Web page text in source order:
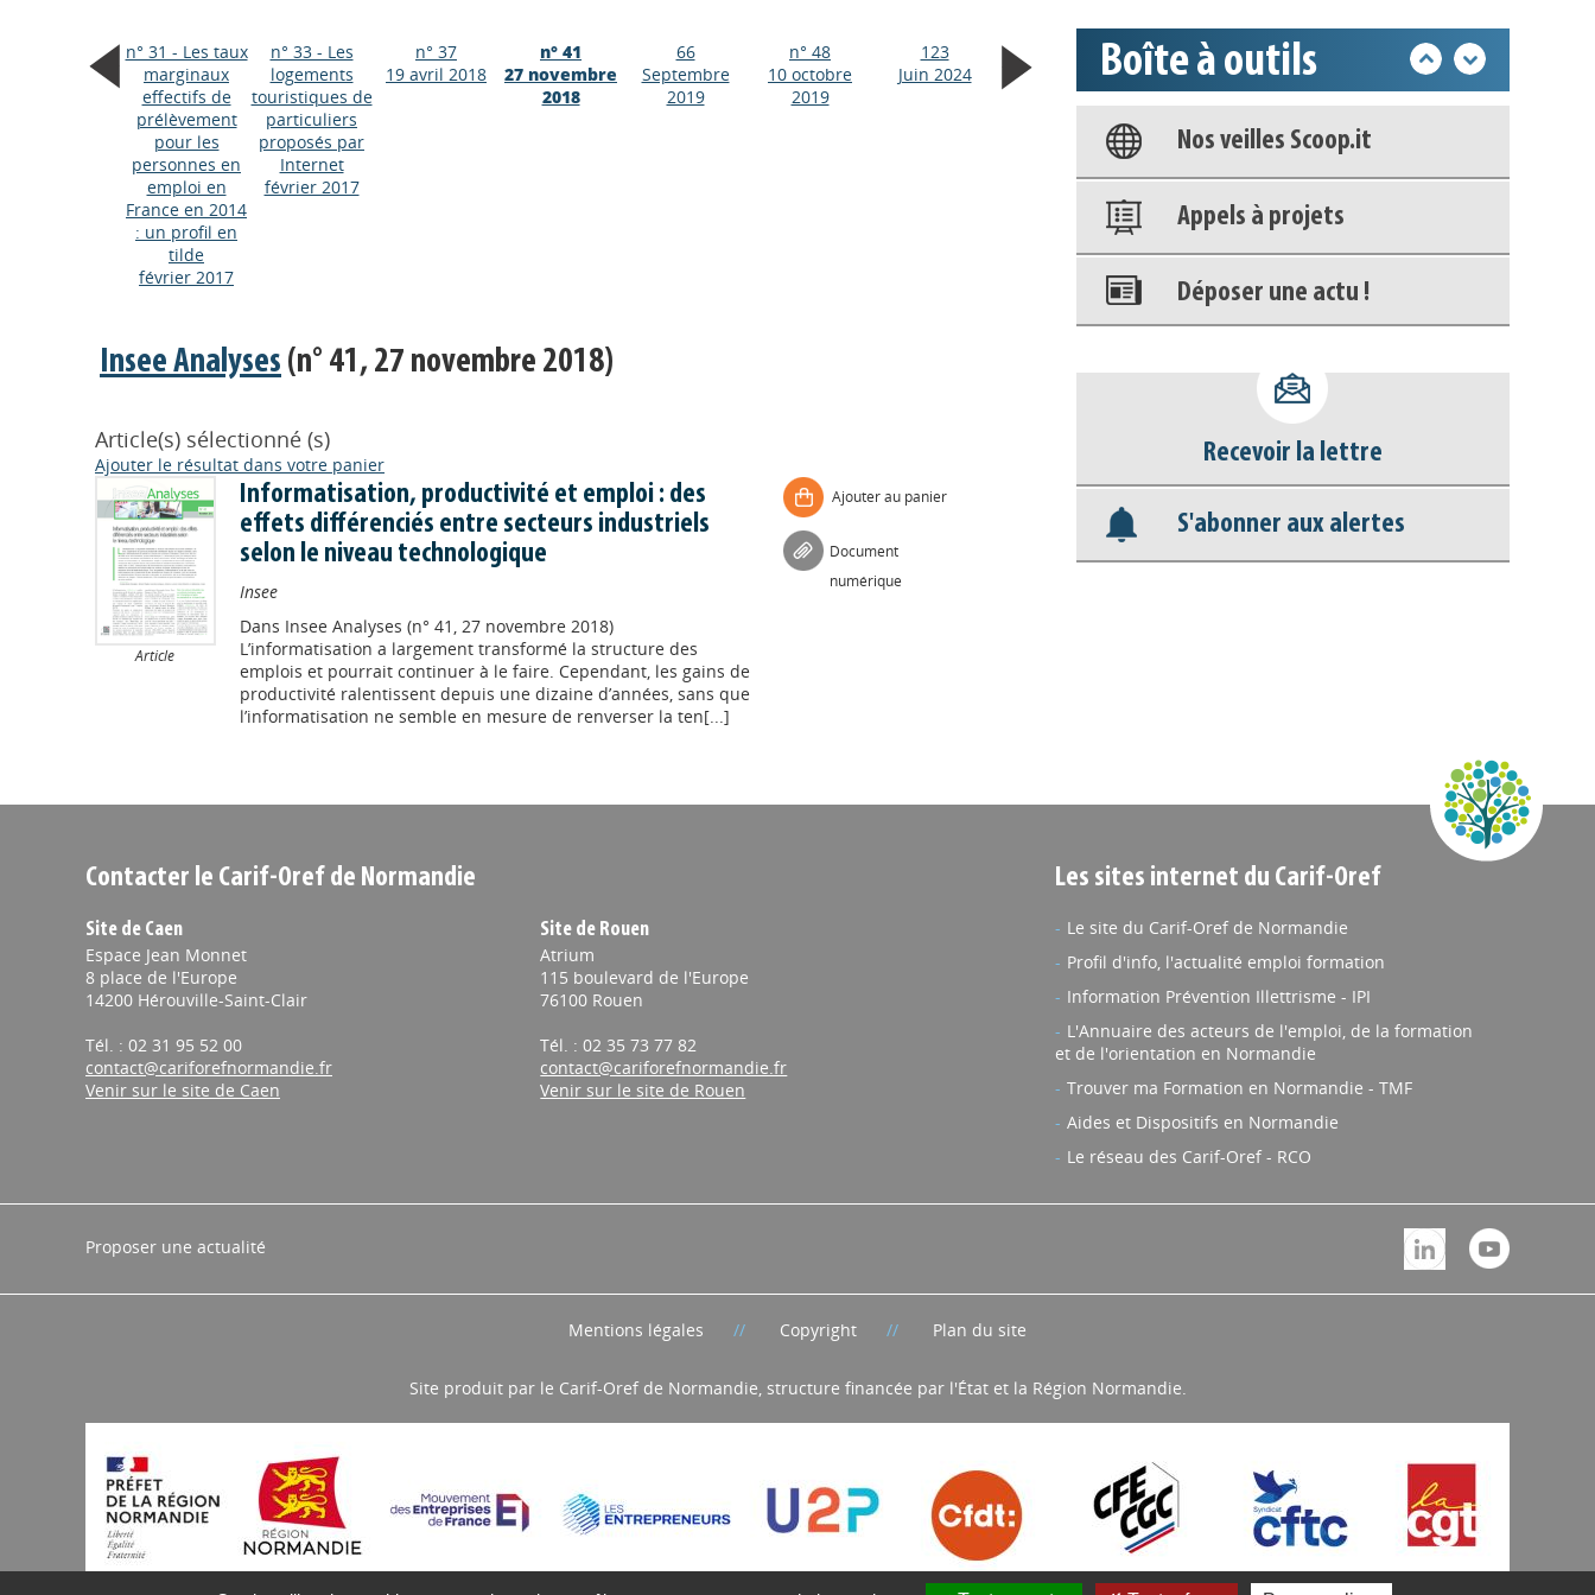
n° 31 - Les taux
marginaux
effectifs de
prélèvement
pour les
personnes en
emploi en
France en 2014
: un profil en
tilde
février 2017
n° 33 - Les
logements
touristiques de
particuliers
proposés par
Internet
février 2017
n° 37
19 avril 2018
n° 41
27 novembre
2018
66
Septembre
2019
n° 48
10 octobre
2019
123
Juin 2024
Insee Analyses (n° 41, 27 novembre 2018)
Article(s) sélectionné (s)
Ajouter le résultat dans votre panier
Article
Informatisation, productivité et emploi : des
effets différenciés entre secteurs industriels
selon le niveau technologique
Insee
Dans Insee Analyses (n° 41, 27 novembre 2018)
L’informatisation a largement transformé la structure des
emplois et pourrait continuer à le faire. Cependant, les gains de
productivité ralentissent depuis une dizaine d’années, sans que
l’informatisation ne semble en mesure de renverser la ten[...]
Ajouter au panier
Document
numérique
Boîte à outils
Base documentaire
Nos veilles Scoop.it
Appels à projets
Déposer une actu !
déconnecter)
Base documentaire
Nos veilles Scoop.it
Recevoir la lettre
S'abonner aux alertes
Contacter le Carif-Oref de Normandie
Site de Caen
Espace Jean Monnet
8 place de l'Europe
14200 Hérouville-Saint-Clair
Tél. : 02 31 95 52 00
contact@cariforefnormandie.fr
Venir sur le site de Caen
Site de Rouen
Atrium
115 boulevard de l'Europe
76100 Rouen
Tél. : 02 35 73 77 82
contact@cariforefnormandie.fr
Venir sur le site de Rouen
Les sites internet du Carif-Oref
Le site du Carif-Oref de Normandie
Profil d'info, l'actualité emploi formation
Information Prévention Illettrisme - IPI
L'Annuaire des acteurs de l'emploi, de la formation
et de l'orientation en Normandie
Trouver ma Formation en Normandie - TMF
Aides et Dispositifs en Normandie
Le réseau des Carif-Oref - RCO
Proposer une actualité
Mentions légales Copyright Plan du site
Site produit par le Carif-Oref de Normandie, structure financée par l'État et la Région Normandie.